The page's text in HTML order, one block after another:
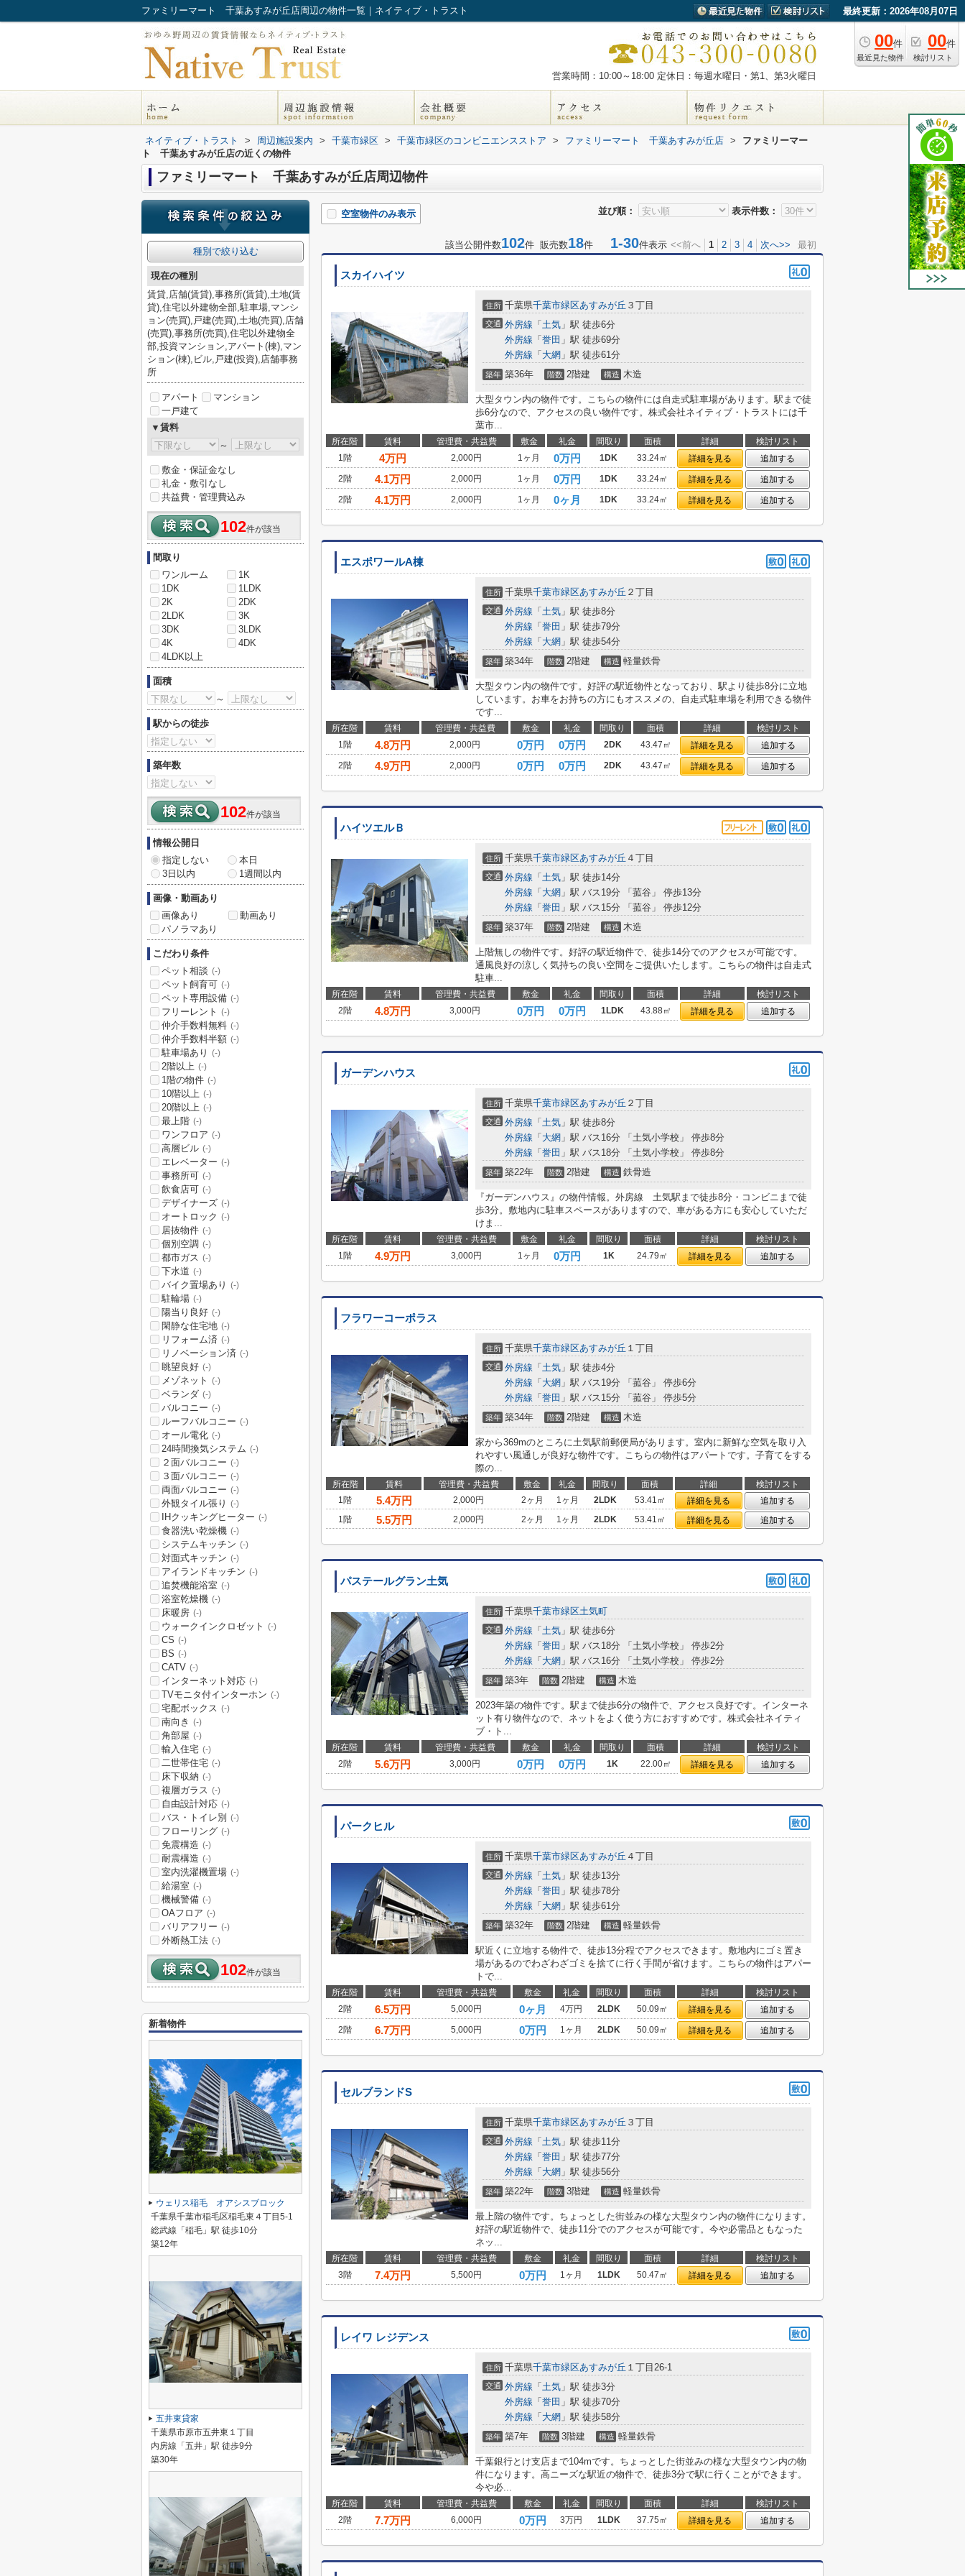
ファミリーマート 千葉あすみが丘店周辺の物件一覧｜ネイティブ・トラスト 最終更新：2026年08月07日
00件
最近見た物件
00件
検討リスト
営業時間：10:00～18:00 定休日：毎週水曜日・第1、第3火曜日
ネイティブ・トラスト > 周辺施設案内 > 千葉市緑区 > 千葉市緑区のコンビニエンスストア > ファミリーマート 千葉あすみが丘店 >
ファミリーマー
ト 千葉あすみが丘店の近くの物件
ファミリーマート 千葉あすみが丘店周辺物件
並び順： 表示件数：
空室物件のみ表示
該当公開件数102件 販売数18件 1-30件表示 <<前へ 1 2 3 4 次へ>> 最初
スカイハイツ
住所 千葉県千葉市緑区あすみが丘 ３丁目
交通 外房線 「 土気 」駅 徒歩6分
外房線 「 誉田 」駅 徒歩69分
外房線 「 大網 」駅 徒歩61分
築年 築36年 階数 2階建 構造 木造
大型タウン内の物件です。こちらの物件には自走式駐車場があります。駅まで徒
歩6分なので、アクセスの良い物件です。株式会社ネイティブ・トラストには千
葉市...
所在階 賃料 管理費・共益費 敷金 礼金 間取り 面積 詳細
検討リスト
1階
4万円 2,000円 1ヶ月 0万円 1DK 33.24㎡ 詳細を見る
追加する
2階
4.1万円 2,000円 1ヶ月 0万円 1DK 33.24㎡ 詳細を見る
追加する
2階
4.1万円 2,000円 1ヶ月 0ヶ月 1DK 33.24㎡ 詳細を見る 追加する
エスポワールA棟
住所 千葉県千葉市緑区あすみが丘 ２丁目
交通 外房線 「 土気 」駅 徒歩8分
外房線 「 誉田 」駅 徒歩79分
外房線 「 大網 」駅 徒歩54分
築年 築34年 階数 2階建 構造 軽量鉄骨
大型タウン内の物件です。好評の駅近物件となっており、駅より徒歩8分に立地
しています。お車をお持ちの方にもオススメの、自走式駐車場を利用できる物件
です...
所在階 賃料 管理費・共益費 敷金 礼金 間取り 面積 詳細
検討リスト
1階
4.8万円 2,000円 0万円 0万円 2DK 43.47㎡ 詳細を見る
追加する
2階
4.9万円 2,000円 0万円 0万円 2DK 43.47㎡ 詳細を見る 追加する
ハイツエルＢ
住所 千葉県千葉市緑区あすみが丘 ４丁目
交通 外房線 「 土気 」駅 徒歩14分
外房線 「 大網 」駅 バス19分 「菰谷」 停歩13分
外房線 「 誉田 」駅 バス15分 「菰谷」 停歩12分
築年 築37年 階数 2階建 構造 木造
上階無しの物件です。好評の駅近物件で、徒歩14分でのアクセスが可能です。
通風良好の涼しく気持ちの良い空間をご提供いたします。こちらの物件は自走式
駐車...
所在階 賃料 管理費・共益費 敷金 礼金 間取り 面積 詳細
検討リスト
2階
4.8万円 3,000円 0万円 0万円 1LDK 43.88㎡ 詳細を見る 追加する
ガーデンハウス
住所 千葉県千葉市緑区あすみが丘 ２丁目
交通 外房線 「 土気 」駅 徒歩8分
外房線 「 大網 」駅 バス16分 「土気小学校」 停歩8分
外房線 「 誉田 」駅 バス18分 「土気小学校」 停歩8分
築年 築22年 階数 2階建 構造 鉄骨造
『ガーデンハウス』の物件情報。外房線 土気駅まで徒歩8分・コンビニまで徒
歩3分。敷地内に駐車スペースがありますので、車がある方にも安心していただ
けま...
所在階 賃料 管理費・共益費 敷金 礼金 間取り 面積 詳細
検討リスト
1階
4.9万円 3,000円 1ヶ月 0万円 1K 24.79㎡ 詳細を見る 追加する
フラワーコーポラス
住所 千葉県千葉市緑区あすみが丘 １丁目
交通 外房線 「 土気 」駅 徒歩4分
外房線 「 大網 」駅 バス19分 「菰谷」 停歩6分
外房線 「 誉田 」駅 バス15分 「菰谷」 停歩5分
築年 築34年 階数 2階建 構造 木造
家から369mのところに土気駅前郵便局があります。室内に新鮮な空気を取り入
れやすい風通しが良好な物件です。こちらの物件はアパートです。子育てをする
際の...
所在階 賃料 管理費・共益費 敷金 礼金 間取り 面積 詳細
検討リスト
1階
5.4万円 2,000円 2ヶ月 1ヶ月 2LDK 53.41㎡ 詳細を見る
追加する
1階
5.5万円 2,000円 2ヶ月 1ヶ月 2LDK 53.41㎡ 詳細を見る 追加する
パステールグラン土気
住所 千葉県千葉市緑区土気町
交通 外房線 「 土気 」駅 徒歩6分
外房線 「 誉田 」駅 バス18分 「土気小学校」 停歩2分
外房線 「 大網 」駅 バス16分 「土気小学校」 停歩2分
築年 築3年 階数 2階建 構造 木造
2023年築の物件です。駅まで徒歩6分の物件で、アクセス良好です。インターネ
ット有り物件なので、ネットをよく使う方におすすめです。株式会社ネイティ
ブ・ト...
所在階 賃料 管理費・共益費 敷金 礼金 間取り 面積 詳細
検討リスト
2階
5.6万円 3,000円 0万円 0万円 1K 22.00㎡ 詳細を見る 追加する
パークヒル
住所 千葉県千葉市緑区あすみが丘 ４丁目
交通 外房線 「 土気 」駅 徒歩13分
外房線 「 誉田 」駅 徒歩78分
外房線 「 大網 」駅 徒歩61分
築年 築32年 階数 2階建 構造 軽量鉄骨
駅近くに立地する物件で、徒歩13分程でアクセスできます。敷地内にゴミ置き
場があるのでわざわざゴミを捨てに行く手間が省けます。こちらの物件はアパー
トで...
所在階 賃料 管理費・共益費 敷金 礼金 間取り 面積 詳細
検討リスト
2階
6.5万円 5,000円 0ヶ月 4万円 2LDK 50.09㎡ 詳細を見る
追加する
2階
6.7万円 5,000円 0万円 1ヶ月 2LDK 50.09㎡ 詳細を見る 追加する
セルブランドS
住所 千葉県千葉市緑区あすみが丘 ３丁目
交通 外房線 「 土気 」駅 徒歩11分
外房線 「 誉田 」駅 徒歩77分
外房線 「 大網 」駅 徒歩56分
築年 築22年 階数 3階建 構造 軽量鉄骨
最上階の物件です。ちょっとした街並みの様な大型タウン内の物件になります。
好評の駅近物件で、徒歩11分でのアクセスが可能です。今や必需品ともなった
ネッ...
所在階 賃料 管理費・共益費 敷金 礼金 間取り 面積 詳細
検討リスト
3階
7.4万円 5,500円 0万円 1ヶ月 1LDK 50.47㎡ 詳細を見る 追加する
レイワ レジデンス
住所 千葉県千葉市緑区あすみが丘 １丁目26-1
交通 外房線 「 土気 」駅 徒歩3分
外房線 「 誉田 」駅 徒歩70分
外房線 「 大網 」駅 徒歩58分
築年 築7年 階数 3階建 構造 軽量鉄骨
千葉銀行とけ支店まで104mです。ちょっとした街並みの様な大型タウン内の物
件になります。高ニーズな駅近の物件で、徒歩3分で駅に行くことができます。
今や必...
所在階 賃料 管理費・共益費 敷金 礼金 間取り 面積 詳細
検討リスト
2階
7.7万円 6,000円 0万円 3万円 1LDK 37.75㎡ 詳細を見る 追加する
種別で絞り込む
現在の種別
賃貸,店舗(賃貸),事務所(賃貸),土地(賃
貸),住宅以外建物全部,駐車場,マンシ
ョン(売買),戸建(売買),土地(売買),店舗
(売買),事務所(売買),住宅以外建物全
部,投資マンション,アパート(棟),マン
ション(棟),ビル,戸建(投資),店舗事務
所
アパート
マンション
一戸建て
▼賃料
～
敷金・保証金なし
礼金・敷引なし
共益費・管理費込み
102件が該当
間取り
ワンルーム
1K
1DK
1LDK
2K
2DK
2LDK
3K
3DK
3LDK
4K
4DK
4LDK以上
面積
～
駅からの徒歩
築年数
102件が該当
情報公開日
指定しない
本日
3日以内
1週間以内
画像・動画あり
画像あり
動画あり
パノラマあり
こだわり条件
ペット相談 (-)
ペット飼育可 (-)
ペット専用設備 (-)
フリーレント (-)
仲介手数料無料 (-)
仲介手数料半額 (-)
駐車場あり (-)
2階以上 (-)
1階の物件 (-)
10階以上 (-)
20階以上 (-)
最上階 (-)
ワンフロア (-)
高層ビル (-)
エレベーター (-)
事務所可 (-)
飲食店可 (-)
デザイナーズ (-)
オートロック (-)
居抜物件 (-)
個別空調 (-)
都市ガス (-)
下水道 (-)
バイク置場あり (-)
駐輪場 (-)
陽当り良好 (-)
閑静な住宅地 (-)
リフォーム済 (-)
リノベーション済 (-)
眺望良好 (-)
メゾネット (-)
ベランダ (-)
バルコニー (-)
ルーフバルコニー (-)
オール電化 (-)
24時間換気システム (-)
２面バルコニー (-)
３面バルコニー (-)
両面バルコニー (-)
外観タイル張り (-)
IHクッキングヒーター (-)
食器洗い乾燥機 (-)
システムキッチン (-)
対面式キッチン (-)
アイランドキッチン (-)
追焚機能浴室 (-)
浴室乾燥機 (-)
床暖房 (-)
ウォークインクロゼット (-)
CS (-)
BS (-)
CATV (-)
インターネット対応 (-)
TVモニタ付インターホン (-)
宅配ボックス (-)
南向き (-)
角部屋 (-)
輸入住宅 (-)
二世帯住宅 (-)
床下収納 (-)
複層ガラス (-)
自由設計対応 (-)
バス・トイレ別 (-)
フローリング (-)
免震構造 (-)
耐震構造 (-)
室内洗濯機置場 (-)
給湯室 (-)
機械警備 (-)
OAフロア (-)
バリアフリー (-)
外断熱工法 (-)
102件が該当
新着物件
ウェリス稲毛 オアシスブロック
千葉県千葉市稲毛区稲毛東４丁目5-1
総武線「稲毛」駅 徒歩10分
築12年
五井東貸家
千葉県市原市五井東１丁目
内房線「五井」駅 徒歩9分
築30年